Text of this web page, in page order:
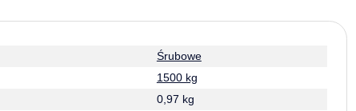
Śrubowe
1500 kg
0,97 kg